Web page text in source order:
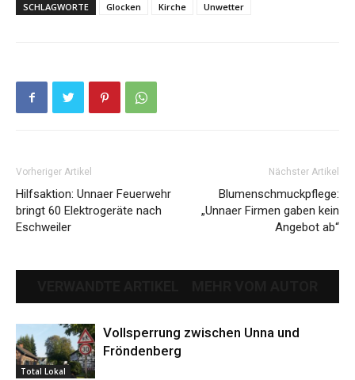
SCHLAGWORTE Glocken Kirche Unwetter
Vorheriger Artikel
Hilfsaktion: Unnaer Feuerwehr
bringt 60 Elektrogeräte nach
Eschweiler
Nächster Artikel
Blumenschmuckpflege:
„Unnaer Firmen gaben kein
Angebot ab“
Total Lokal
Vollsperrung zwischen Unna und
Fröndenberg